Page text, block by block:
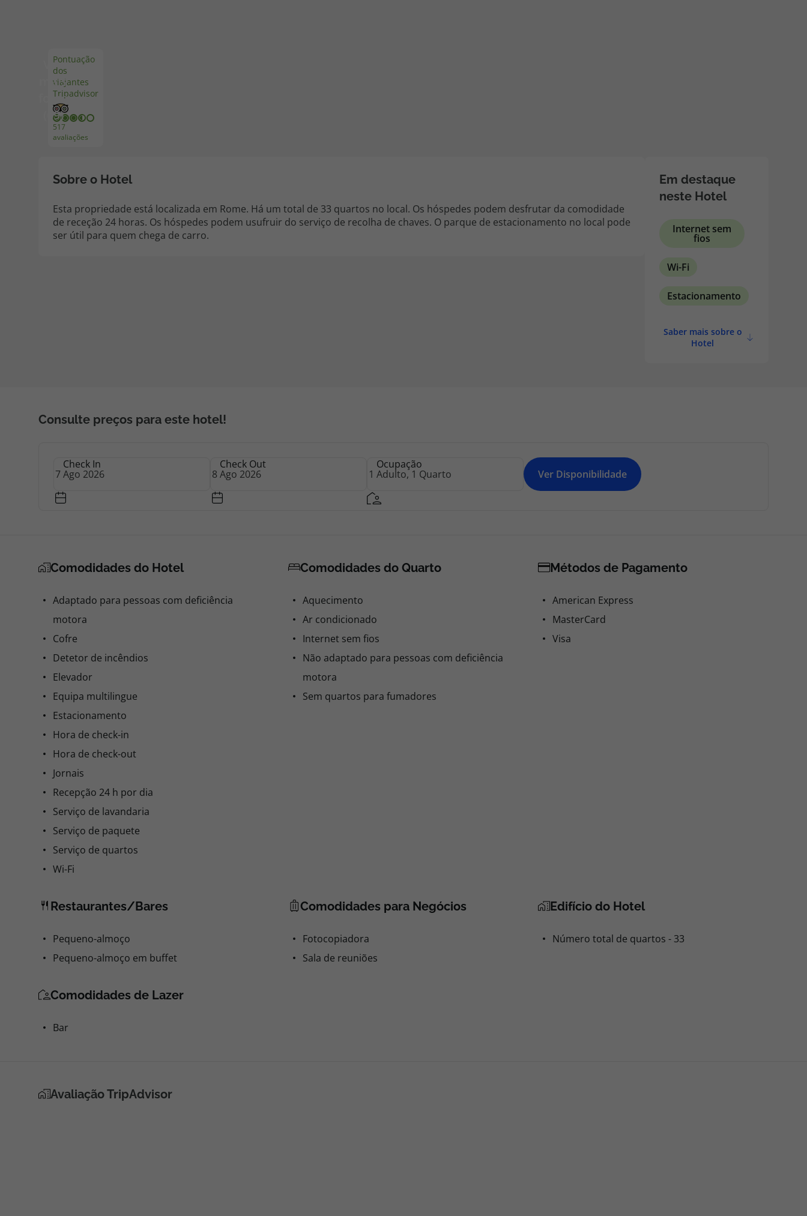
Disneyland ® Paris
Pontuação
dos
viajantes
Tripadvisor
517
avaliações
Ver
mais
fotos
(69)
Sobre o Hotel
Esta propriedade está localizada em Rome. Há um total de 33 quartos no local. Os hóspedes podem desfrutar da comodidade
de receção 24 horas. Os hóspedes podem usufruir do serviço de recolha de chaves. O parque de estacionamento no local pode
ser útil para quem chega de carro.
Em destaque
neste Hotel
Internet sem
fios
Wi-Fi
Estacionamento
Saber mais sobre o
Hotel
Consulte preços para este hotel!
Check In Check Out Ocupação
Ver Disponibilidade
Comodidades do Hotel
Adaptado para pessoas com deficiência
motora
Cofre
Detetor de incêndios
Elevador
Equipa multilingue
Estacionamento
Hora de check-in
Hora de check-out
Jornais
Recepção 24 h por dia
Serviço de lavandaria
Serviço de paquete
Serviço de quartos
Wi-Fi
Comodidades do Quarto
Aquecimento
Ar condicionado
Internet sem fios
Não adaptado para pessoas com deficiência
motora
Sem quartos para fumadores
Métodos de Pagamento
American Express
MasterCard
Visa
Restaurantes/Bares
Pequeno-almoço
Pequeno-almoço em buffet
Comodidades para Negócios
Fotocopiadora
Sala de reuniões
Edifício do Hotel
Número total de quartos - 33
Comodidades de Lazer
Bar
Avaliação TripAdvisor